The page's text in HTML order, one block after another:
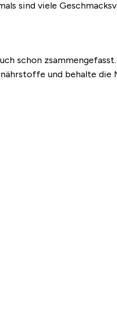
sind viele
schon
und behalte